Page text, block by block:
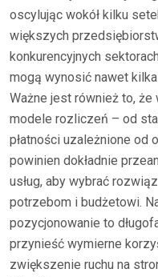
oscylując wokół kilku
większych
konkurencyjnych
mogą wynosić nawet
Ważne jest również to, że
modele rozliczeń – od
płatności uzależnione od
powinien dokładnie
usług, aby wybrać
potrzebom i budżetowi.
pozycjonowanie to
przynieść wymierne
zwiększenie ruchu na